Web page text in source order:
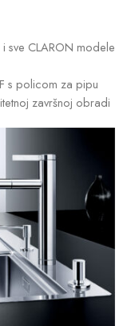
i sve CLARON modele
s policom za pipu
završnoj obradi